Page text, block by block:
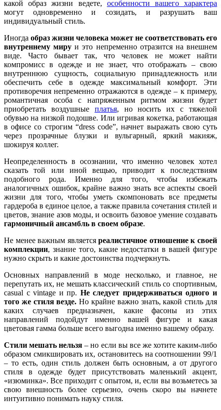
какой образ жизни ведете, особенности вашего характера
могут одновременно и созидать, и разрушать ваш
индивидуальный стиль.
Иногда образ жизни человека может не соответствовать его
внутреннему миру и это непременно отразится на внешнем
виде. Часто бывает так, что человек не может найти
компромисс в одежде и не знает, что отображать – свою
внутреннюю сущность, социальную принадлежность или
обеспечить себе в одежде максимальный комфорт. Эти
противоречия непременно отражаются в одежде – к примеру,
романтичная особа с напряженным ритмом жизни будет
приобретать воздушные платья, но носить их с тяжелой
обувью на низкой подошве. Или игривая кокетка, работающая
в офисе со строгим “dress code”, начнет выражать свою суть
через прозрачные блузки и вульгарный, яркий макияж,
шокируя коллег.
Неопределенность в осознании, что именно человек хотел
сказать той или иной вещью, приводит к последствиям
подобного рода. Именно для того, чтобы избежать
аналогичных ошибок, крайне важно знать все аспекты своей
жизни для того, чтобы уметь скомпоновать все предметы
гардероба в единое целое, а также правила сочетания стилей и
цветов, знание азов моды, и освоить базовое умение создавать
гармоничный ансамбль в своем образе.
Не менее важным являетсяреалистичное отношение к своей
комплекции, знание того, какие недостатки в вашей фигуре
нужно скрыть и какие достоинства подчеркнуть.
Основных направлений в моде несколько, и главное, не
перепутать их, не мешать классический стиль со спортивным,
casual с vintage и пр. Не следует придерживаться одного и
того же стиля везде. Но крайне важно знать, какой стиль для
каких случаев предназначен, какие фасоны из этих
направлений подойдут именно вашей фигуре и какая
цветовая гамма больше всего выгодна именно вашему образу.
Стили мешать нельзя – но если вы все же хотите каким-либо
образом смикшировать их, остановитесь на соотношении 99/1
– то есть, один стиль должен быть основным, а от другого
стиля в одежде будет присутствовать маленький акцент,
«изюминка». Все приходит с опытом, и, если вы возьметесь за
свою внешность более серьезно, очень скоро вы начнете
интуитивно понимать науку стиля.